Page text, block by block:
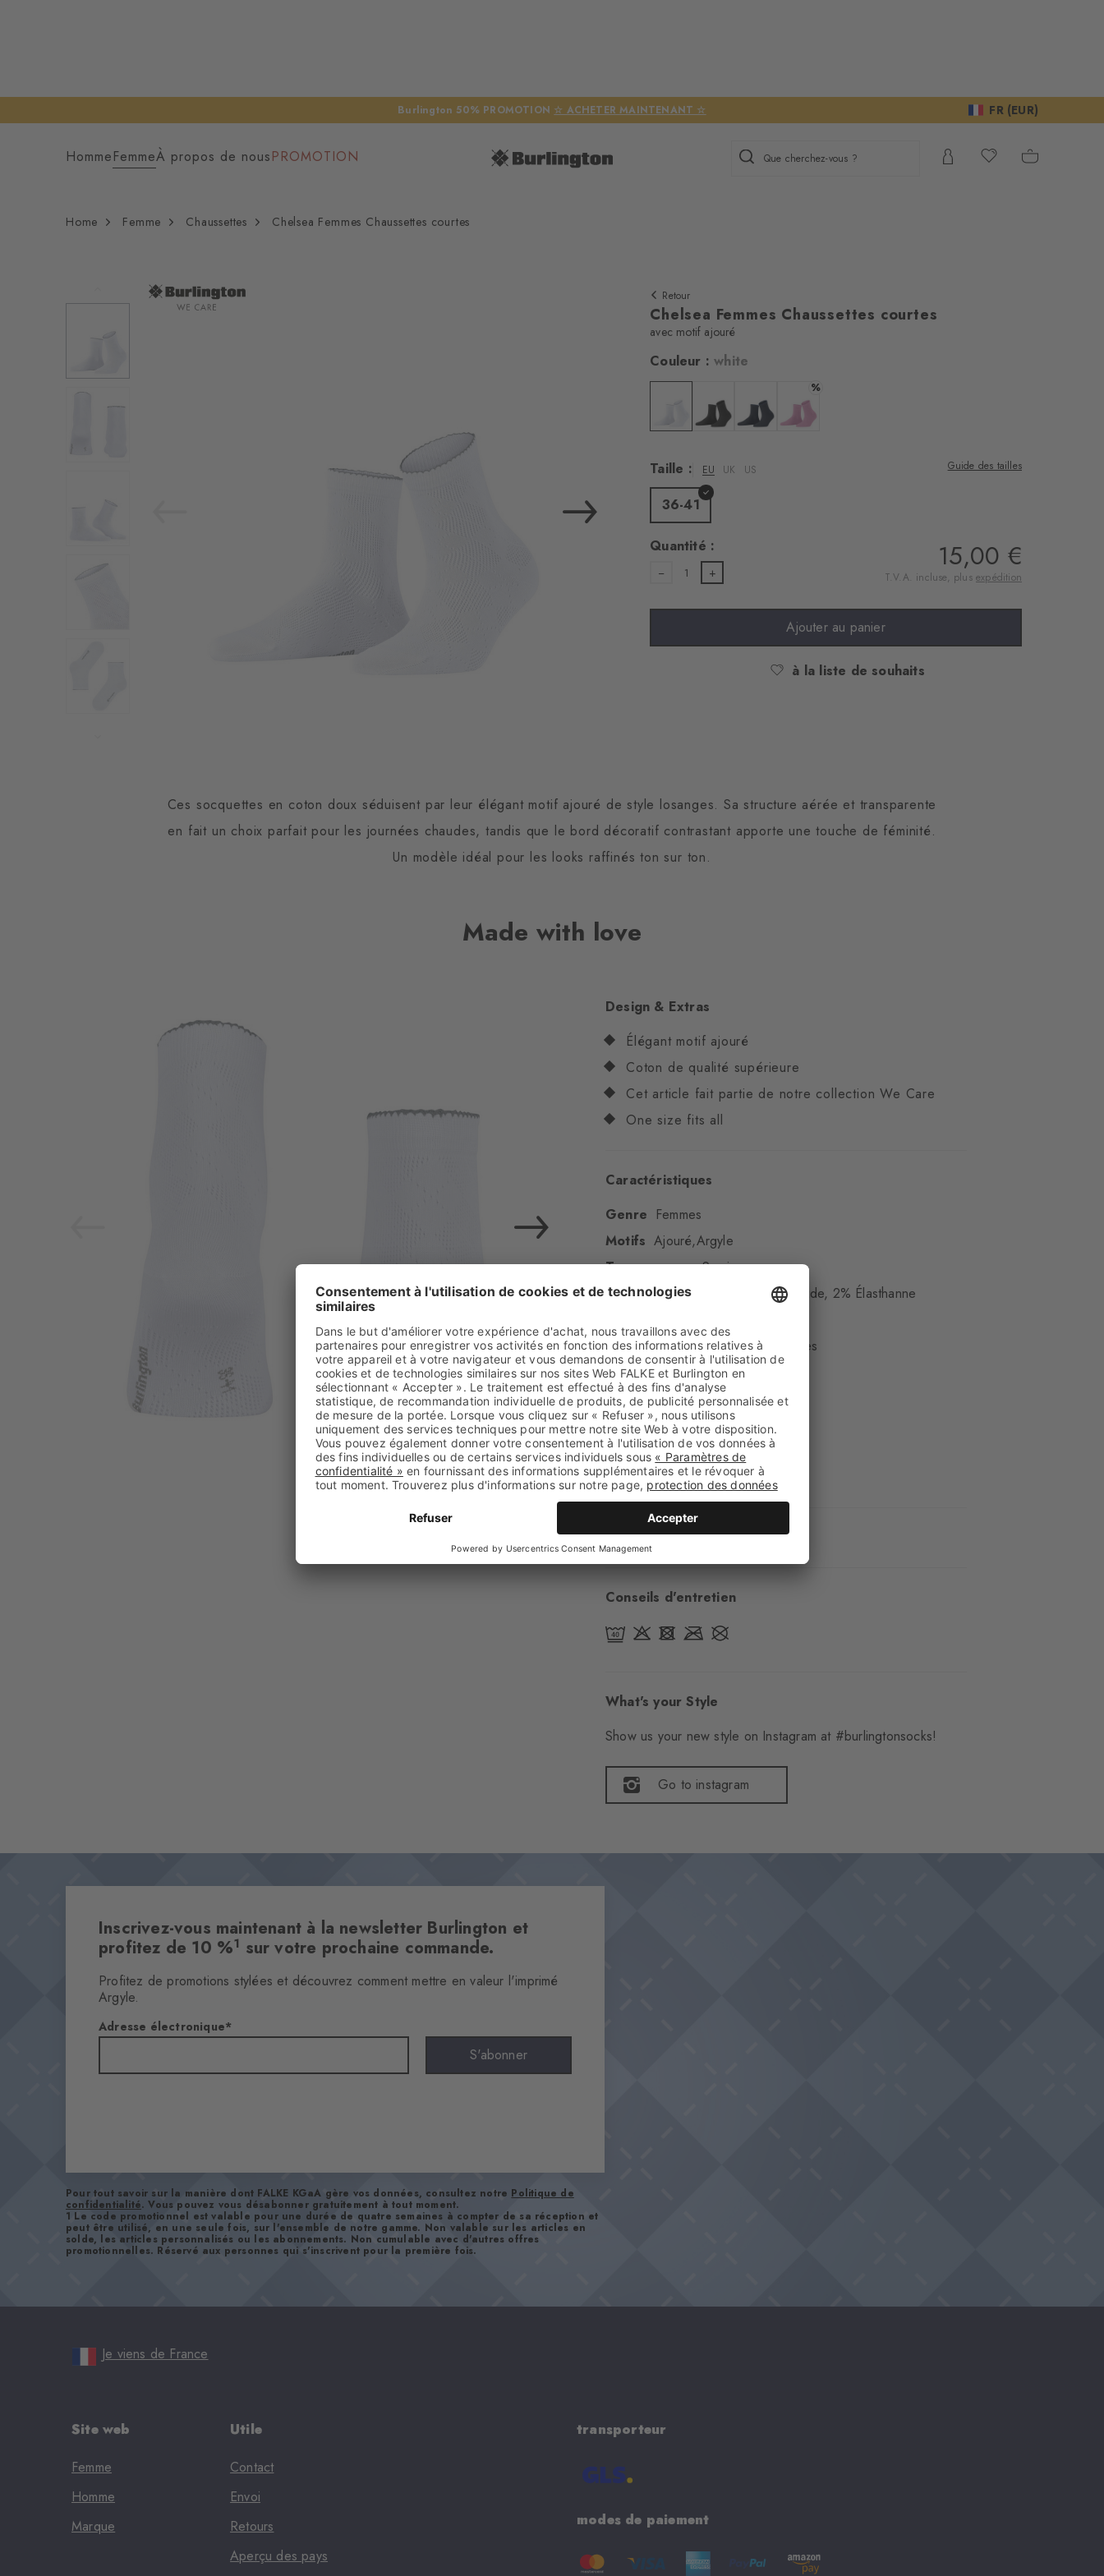
Burlington 50% PROMOTION ☆ ACHETER MAINTENANT ☆ FR (EUR)
HommeFemmeÀ propos de nousPROMOTION Que cherchez-vous ?
Home Femme Chaussettes Chelsea Femmes Chaussettes courtes
Retour
Chelsea Femmes Chaussettes courtes
avec motif ajouré
Couleur :white
Couleur : white
%
Taille :
EU UK US Guide des tailles
36-41
Quantité :
1 15,00 €
T.V.A. incluse, plus expédition
Ajouter au panier
à la liste de souhaits
Ces socquettes en coton doux séduisent par leur élégant motif ajouré de style losanges. Sa structure aérée et transparente
en fait un choix parfait pour les journées chaudes, tandis que le bord décoratif contrastant apporte une touche de féminité.
Un modèle idéal pour les looks raffinés ton sur ton.
Made with love
Design & Extras
Élégant motif ajouré
Coton de qualité supérieure
Cet article fait partie de notre collection We Care
One size fits all
Caractéristiques
Genre Femmes
Motifs Ajouré,Argyle
Transparence Semi-opaque
Matière 76% Coton, 22% Polyamide, 2% Élasthanne
Longueur de tige Chevilles hautes
Confort ultra-doux
Type d'ourlet décoré
Renforts aucun
Semelle Normal
Style classique
Numéro d'article 22101_2000
Conseils d'entretien
What's your Style
Show us your new style on Instagram at #burlingtonsocks!
Go to instagram
Inscrivez-vous maintenant à la newsletter Burlington et
profitez de 10 %1 sur votre prochaine commande.
Profitez de promotions stylées et découvrez comment mettre en valeur l'imprimé
Argyle.
Adresse électronique
S'abonner
Pour tout savoir sur la manière dont FALKE KGaA gère vos données, consultez notre Politique de
confidentialité. Vous pouvez vous désabonner gratuitement à tout moment.
1 Le code promotionnel est valable pour une durée de quatre semaines à compter de sa réception et
peut être utilisé, en une seule fois, sur l'ensemble de notre gamme. Non valable sur les articles en
solde, les articles personnalisés ou les abonnements. Non cumulable avec d'autres offres
promotionnelles. Réservé aux personnes qui s'inscrivent pour la première fois.
Je viens de France
Site web
Femme
Homme
Marque
Utile
Contact
Envoi
Retours
Aperçu des pays
transporteur
modes de paiement